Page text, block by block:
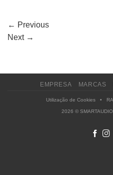
← Previous
Next →
EMPRESA MARCAS
Utilização de Cookies•
2026 ©